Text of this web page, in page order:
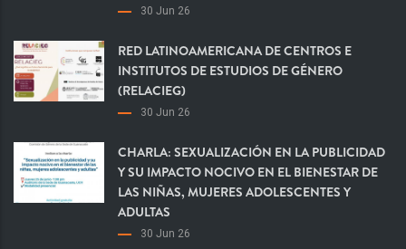
30 Jun 26
RED LATINOAMERICANA DE CENTROS E
INSTITUTOS DE ESTUDIOS DE GÉNERO
(RELACIEG)
30 Jun 26
CHARLA: SEXUALIZACIÓN EN LA PUBLICIDAD
Y SU IMPACTO NOCIVO EN EL BIENESTAR DE
LAS NIÑAS, MUJERES ADOLESCENTES Y
ADULTAS
30 Jun 26